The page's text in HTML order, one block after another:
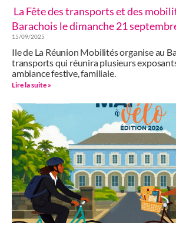
La Fête des transports et des
Barachois le dimanche 21
15/09/2025
Ile de La Réunion Mobilités organise au
transports qui réunira plusieurs
ambiance festive, familiale.
Lire la suite »